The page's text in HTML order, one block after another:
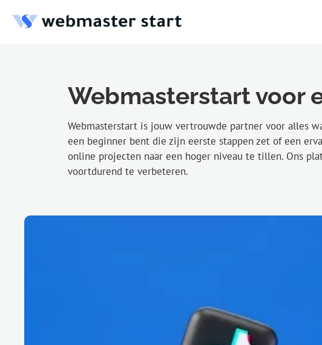
Webmasterstart voor
Webmasterstart is jouw vertrouwde partner voor alles
een beginner bent die zijn eerste stappen zet of een
online projecten naar een hoger niveau te tillen. Ons
voortdurend te verbeteren.